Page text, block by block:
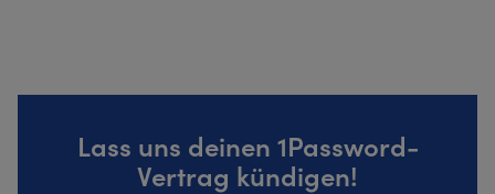
Lass uns deinen 1Password-
Vertrag kündigen!